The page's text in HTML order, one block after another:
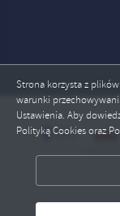
Strona korzysta z
warunki
Ustawienia. Aby
Polityką Cookies oraz